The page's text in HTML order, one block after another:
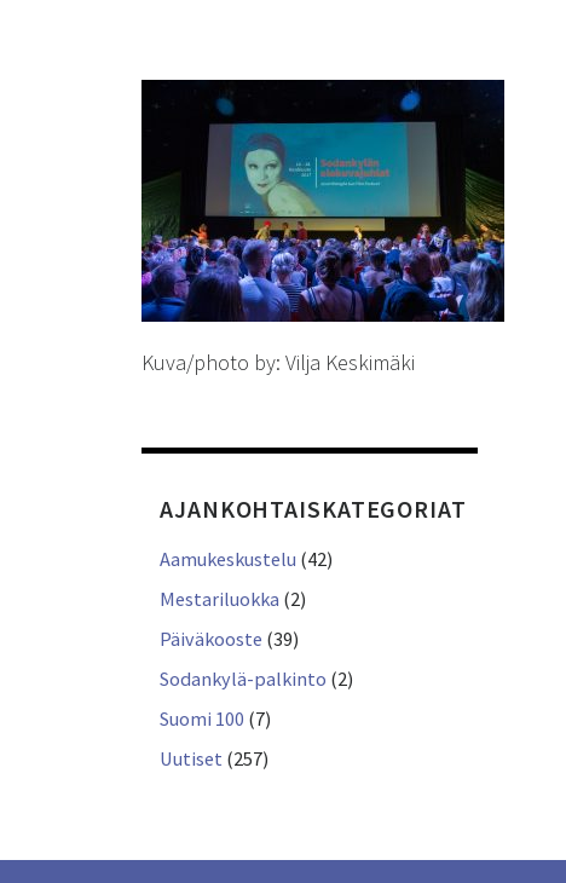
Kuva/photo by: Vilja Keskimäki
AJANKOHTAISKATEGORIAT
Aamukeskustelu (42)
Mestariluokka (2)
Päiväkooste (39)
Sodankylä-palkinto (2)
Suomi 100 (7)
Uutiset (257)